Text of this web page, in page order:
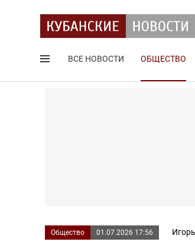
ВСЕ НОВОСТИ ОБЩЕСТВО
Общество 01.07.2026 17:56